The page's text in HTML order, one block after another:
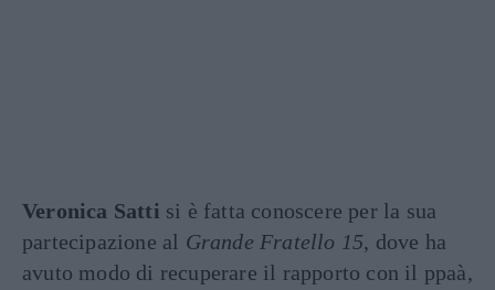
Veronica Satti si è fatta conoscere per la sua
partecipazione al Grande Fratello 15, dove ha
avuto modo di recuperare il rapporto con il ppaà,